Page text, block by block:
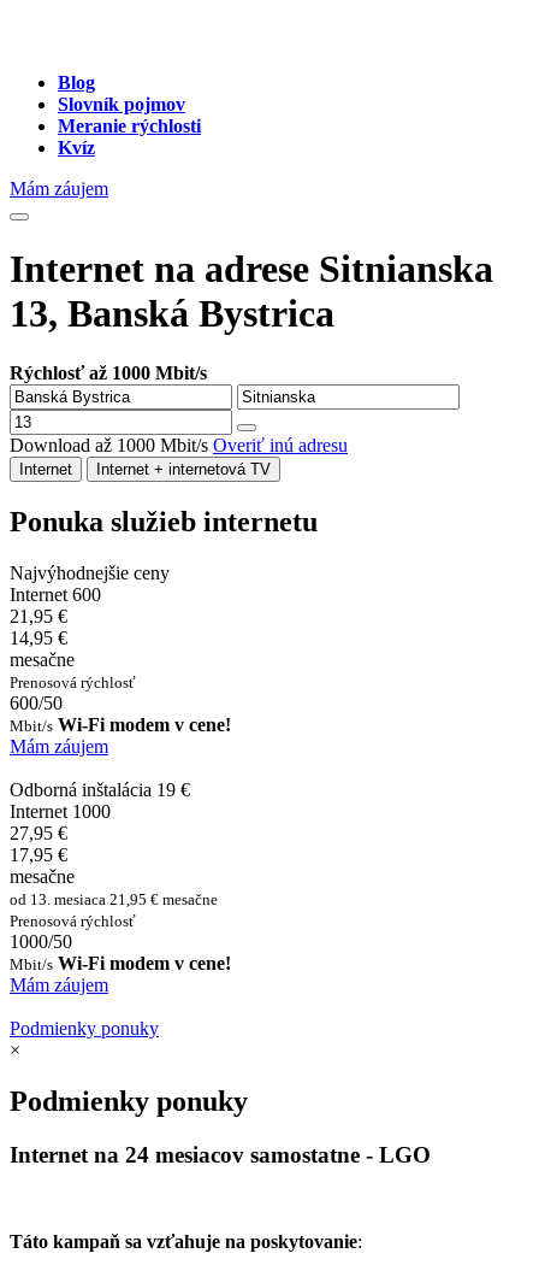
Blog
Slovník pojmov
Meranie rýchlosti
Kvíz
Mám záujem
Internet na adrese Sitnianska
13, Banská Bystrica
Rýchlosť až 1000 Mbit/s
Download až 1000 Mbit/s Overiť inú adresu
Internet Internet + internetová TV
Ponuka služieb internetu
Najvýhodnejšie ceny
Internet 600
21,95 €
14,95 €
mesačne
Prenosová rýchlosť
600/50
Mbit/s Wi-Fi modem v cene!
Mám záujem
Odborná inštalácia 19 €
Internet 1000
27,95 €
17,95 €
mesačne
od 13. mesiaca 21,95 € mesačne
Prenosová rýchlosť
1000/50
Mbit/s Wi-Fi modem v cene!
Mám záujem
Podmienky ponuky
×
Podmienky ponuky
Internet na 24 mesiacov samostatne - LGO
Táto kampaň sa vzťahuje na poskytovanie: